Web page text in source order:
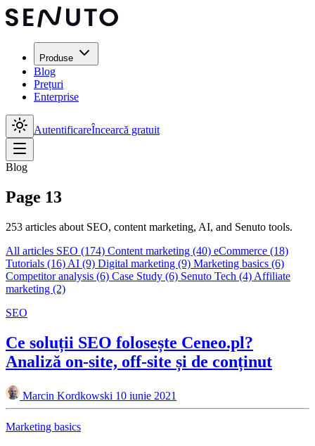
Produse
Blog
Prețuri
Enterprise
AutentificareÎncearcă gratuit
Blog
Page 13
253 articles about SEO, content marketing, AI, and Senuto tools.
All articles SEO (174) Content marketing (40) eCommerce (18)
Tutorials (16) AI (9) Digital marketing (9) Marketing basics (6)
Competitor analysis (6) Case Study (6) Senuto Tech (4) Affiliate
marketing (2)
SEO
Ce soluții SEO folosește Ceneo.pl?
Analiză on-site, off-site și de conținut
Marcin Kordkowski 10 iunie 2021
Marketing basics